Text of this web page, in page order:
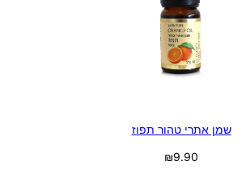
שמן אתרי טהור תפוז
₪9.90